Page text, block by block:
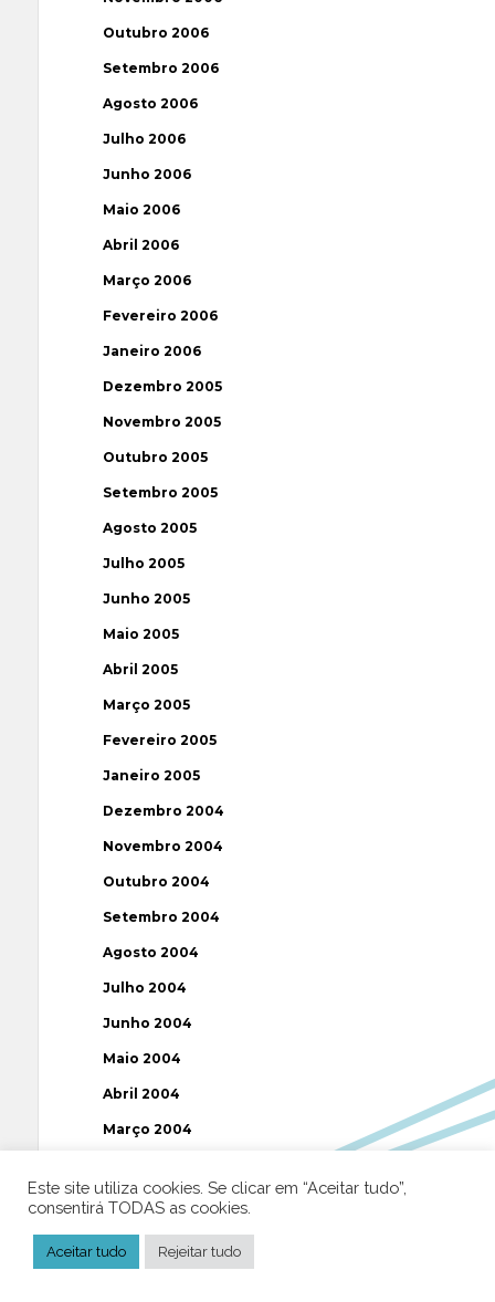
Outubro 2006
Setembro 2006
Agosto 2006
Julho 2006
Junho 2006
Maio 2006
Abril 2006
Março 2006
Fevereiro 2006
Janeiro 2006
Dezembro 2005
Novembro 2005
Outubro 2005
Setembro 2005
Agosto 2005
Julho 2005
Junho 2005
Maio 2005
Abril 2005
Março 2005
Fevereiro 2005
Janeiro 2005
Dezembro 2004
Novembro 2004
Outubro 2004
Setembro 2004
Agosto 2004
Julho 2004
Junho 2004
Maio 2004
Abril 2004
Março 2004
Janeiro 2004
Dezembro 2003
Novembro 2003
Este site utiliza cookies. Se clicar em “Aceitar tudo”,
consentirá TODAS as cookies.
Aceitar tudo Rejeitar tudo